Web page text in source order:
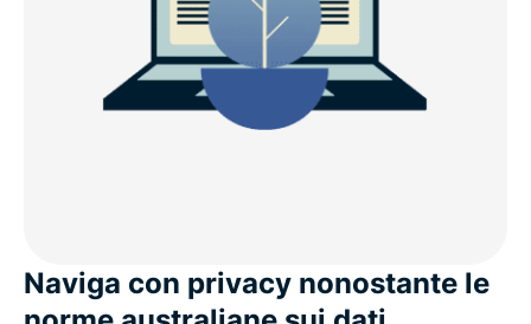
Naviga con privacy nonostante le